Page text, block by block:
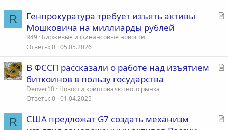
я
R
С
я
Генпрокуратура требует изъять активы
Мошковича на миллиарды рублей
R49
Биржевые и финансовые новости
Ответы 0 05.05.2026
С
я
В ФССП рассказали о работе над изъятием
биткоинов в пользу государства
Denver10 Новости криптовалютного рынка
Ответы 0 01.04.2025
R
С
США предложат G7 создать механизм